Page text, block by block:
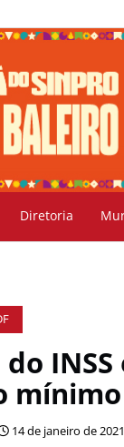
Diretoria
do
14 de janeiro de 2021